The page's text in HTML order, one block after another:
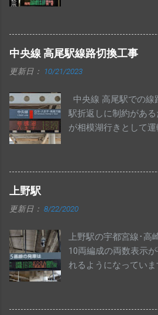
す。 始発表示は、路
います。 せっかくな
めてみました。
中央線 高尾駅線路切換工事
更新日： 10/21/2023
中央線 高尾駅での
駅折返しに制約があ
が相模湖行きとして運
く明朝体で表示され
駅発車標の行先6桁表
せん。 中央特快 相模
後となります。 写真
です。 高尾駅 高圧電
線上りの一部列車が相
標です。 四方津駅の
と富士山・河口湖行
上野駅
更新日： 8/22/2020
上野駅の宇都宮線･高
10両編成の両数表示
れるようになっていま
は、従来どおりの表